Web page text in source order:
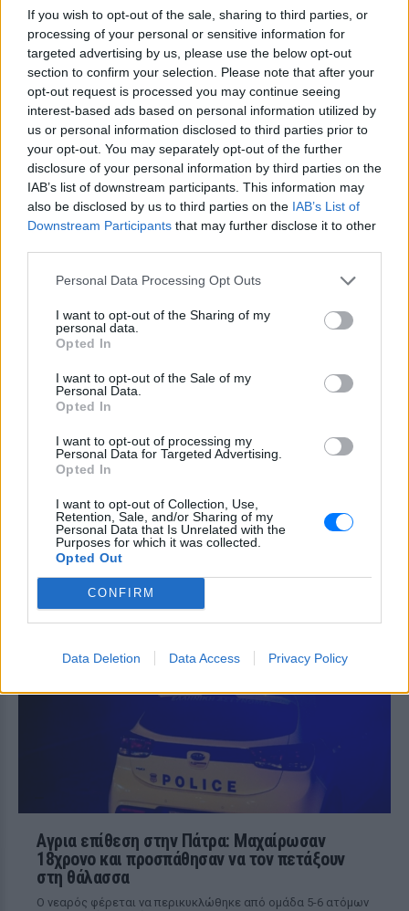
If you wish to opt-out of the sale, sharing to third parties, or
processing of your personal or sensitive information for
targeted advertising by us, please use the below opt-out
section to confirm your selection. Please note that after your
opt-out request is processed you may continue seeing
interest-based ads based on personal information utilized by
us or personal information disclosed to third parties prior to
your opt-out. You may separately opt-out of the further
disclosure of your personal information by third parties on the
IAB’s list of downstream participants. This information may
also be disclosed by us to third parties on the IAB’s List of
Downstream Participants that may further disclose it to other
Personal Data Processing Opt Outs
I want to opt-out of the Sharing of my
personal data.
Opted In
I want to opt-out of the Sale of my
Personal Data.
Opted In
I want to opt-out of processing my
Personal Data for Targeted Advertising.
Opted In
I want to opt-out of Collection, Use,
Retention, Sale, and/or Sharing of my
Personal Data that Is Unrelated with the
Purposes for which it was collected.
Opted Out
CONFIRM
Data Deletion Data Access Privacy Policy
ΔΕΙΤΕ ΕΠΙΣΗΣ
ΣΤΗΝ ΙΔΙΑ ΚΑΤΗΓΟΡΙΑ
Δεκαπενταύγουστος: Πώς
αμείβεται η εργασία την αργία
στον ιδιωτικό τομέα
ΣΉΜΕΡΑ
Διευκρινίσεις για την αμοιβή των
αργία του Δεκαπενταύγουστου παρέχει
η ΓΣΕΕ. Μέσω του Κέντρου
Μυστράς ‑πτώμα σε
καταψύκτη: Σε παθολογικά
ΣΉΜΕΡΑ
διατηρούσε ο 55χρονος γιος του, ο
οποίος την είχε κλειδωμένη για χρόνια.
Παναγία Σουμελά: Τουρκικός
Μέκκα – Σφοδρή αντεπίθεση
από απόστρατο
ΣΉΜΕΡΑ
Έντονες επικρίσεις από γνωστό Τούρκο
απόστρατο αξιωματικό
Αγρια επίθεση στην Πάτρα: Μαχαίρωσαν
18χρονο και προσπάθησαν να τον πετάξουν
στη θάλασσα
Ο νεαρός φέρεται να περικυκλώθηκε από ομάδα 5-6 ατόμων